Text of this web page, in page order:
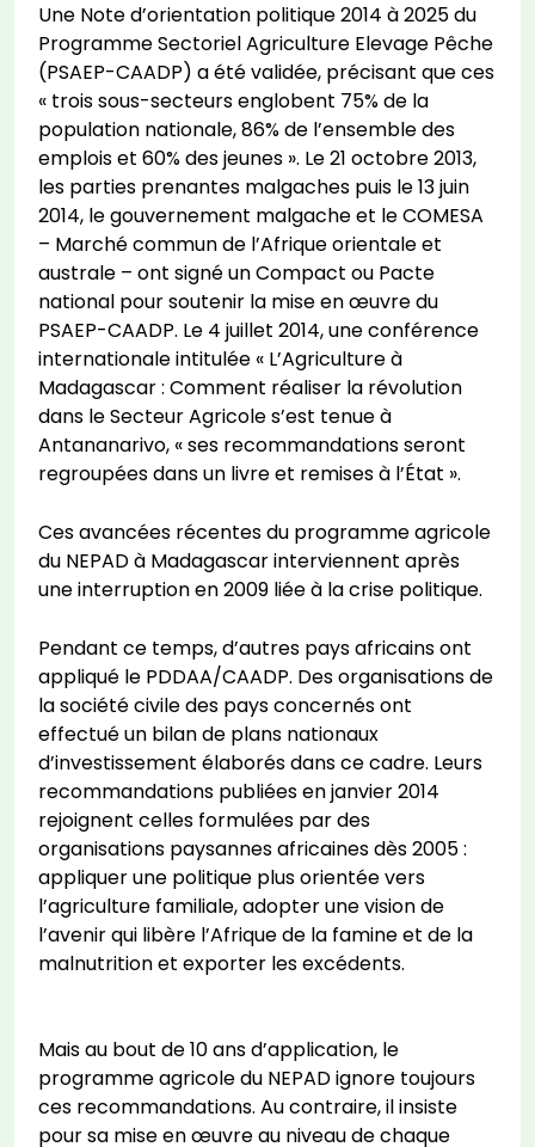
Une Note d’orientation politique 2014 à 2025 du
Programme Sectoriel Agriculture Elevage Pêche
(PSAEP-CAADP) a été validée, précisant que ces
« trois sous-secteurs englobent 75% de la
population nationale, 86% de l’ensemble des
emplois et 60% des jeunes ». Le 21 octobre 2013,
les parties prenantes malgaches puis le 13 juin
2014, le gouvernement malgache et le COMESA
– Marché commun de l’Afrique orientale et
australe – ont signé un Compact ou Pacte
national pour soutenir la mise en œuvre du
PSAEP-CAADP. Le 4 juillet 2014, une conférence
internationale intitulée « L’Agriculture à
Madagascar : Comment réaliser la révolution
dans le Secteur Agricole s’est tenue à
Antananarivo, « ses recommandations seront
regroupées dans un livre et remises à l’État ».
Ces avancées récentes du programme agricole
du NEPAD à Madagascar interviennent après
une interruption en 2009 liée à la crise politique.
Pendant ce temps, d’autres pays africains ont
appliqué le PDDAA/CAADP. Des organisations de
la société civile des pays concernés ont
effectué un bilan de plans nationaux
d’investissement élaborés dans ce cadre. Leurs
recommandations publiées en janvier 2014
rejoignent celles formulées par des
organisations paysannes africaines dès 2005 :
appliquer une politique plus orientée vers
l’agriculture familiale, adopter une vision de
l’avenir qui libère l’Afrique de la famine et de la
malnutrition et exporter les excédents.
Mais au bout de 10 ans d’application, le
programme agricole du NEPAD ignore toujours
ces recommandations. Au contraire, il insiste
pour sa mise en œuvre au niveau de chaque